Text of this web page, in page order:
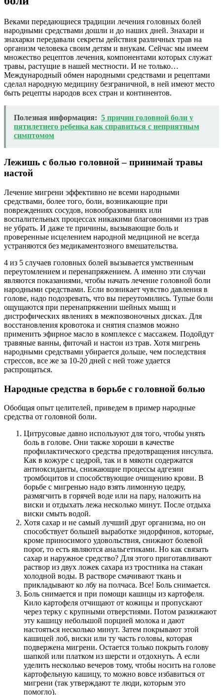
Веками передающиеся традиции лечения головных болей
народными средствами дошли и до наших дней. Знахари и
знахарки передавали секреты действия различных трав на
организм человека своим детям и внукам. Сейчас мы имеем
множество рецептов лечения, компонентами которых служат
травы, растущие в нашей местности. И не только…
Международный обмен народными средствами и рецептами
сделал народную медицину безграничной, в ней имеют место
быть рецепты народов всех стран и континентов.
Полезная информация: 5 причин головной боли у
пятилетнего ребенка как справиться с неприятным
симптомом
Лежишь с болью головной – принимай травы
настой
Лечение мигрени эффективно не всеми народными
средствами, более того, боли, возникающие при
повреждениях сосудов, новообразованиях или
воспалительных процессах никакими благовониями из трав
не убрать. И даже те причины, вызывающие боль и
проверенные исцелением народной медициной не всегда
устраняются без медикаментозного вмешательства.
4 из 5 случаев головных болей вызывается умственным
переутомлением и перенапряжением. А именно эти случаи
являются показаниями, чтобы начать лечение головной боли
народными средствами. Если возникает чувство давления в
голове, надо подозревать, что вы переутомились. Тупые боли
ощущаются при перенапряжении шейных мышц и
дистрофических явлениях в межпозвоночных дисках. Для
восстановления кровотока и снятия спазмов можно
применить эфирное масло в комплексе с массажем. Подойдут
травяные ванны, фиточай и настои из трав. Хотя мигрень
народными средствами убирается дольше, чем последствия
стрессов, все же за 10-20 дней с ней тоже удается
распрощаться.
Народные средства в борьбе с головной болью
Обобщая опыт целителей, приведем в пример народные
средства от головной боли.
Цитрусовые давно используют для того, чтобы унять
боль в голове. Они также хороши в качестве
профилактического средства предотвращения инсульта.
Как в кожуре с цедрой, так и в мякоти содержатся
антиоксиданты, снижающие процессы адгезии
тромбоцитов и способствующие очищению крови. В
борьбе с мигренью надо взять лимонную цедру,
размягчить в горячей воде или на пару, наложить на
виски и отдыхать лежа несколько минут. После отдыха
виски смыть водой.
Хотя сахар и не самый лучший друг организма, но он
способствует большей выработке эндорфинов, которые,
кроме приносимого удовольствия, снижают болевой
порог, то есть являются анальгетиками. Но как связать
сахар и наружное средство? Для этого приготавливают
раствор из двух ложек сахара из тростника на стакан
холодной воды. В растворе смачивают ткань и
прикладывают ко лбу на полчаса. Все! Боль снимается.
Боль снимается и при помощи кашицы из картофеля.
Кило картофеля отчищают от кожицы и пропускают
через терку с крупными отверстиями. Потом разжижают
эту кашицу небольшой порцией молока и дают
настояться несколько минут. Затем покрывают этой
кашицей лоб, виски или ту часть головы, которая
подвержена мигрени. Остается только покрыть голову
шапкой или платком из шерсти и отдохнуть. А если
уделить несколько вечеров тому, чтобы носить на голове
картофельную кашицу, то можно вовсе избавиться от
мигрени (так утверждают те люди, которым это
помогло).